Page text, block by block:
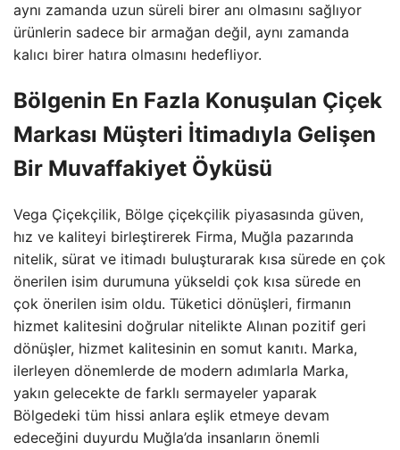
aynı zamanda uzun süreli birer anı olmasını sağlıyor
ürünlerin sadece bir armağan değil, aynı zamanda
kalıcı birer hatıra olmasını hedefliyor.
Bölgenin En Fazla Konuşulan Çiçek
Markası Müşteri İtimadıyla Gelişen
Bir Muvaffakiyet Öyküsü
Vega Çiçekçilik, Bölge çiçekçilik piyasasında güven,
hız ve kaliteyi birleştirerek Firma, Muğla pazarında
nitelik, sürat ve itimadı buluşturarak kısa sürede en çok
önerilen isim durumuna yükseldi çok kısa sürede en
çok önerilen isim oldu. Tüketici dönüşleri, firmanın
hizmet kalitesini doğrular nitelikte Alınan pozitif geri
dönüşler, hizmet kalitesinin en somut kanıtı. Marka,
ilerleyen dönemlerde de modern adımlarla Marka,
yakın gelecekte de farklı sermayeler yaparak
Bölgedeki tüm hissi anlara eşlik etmeye devam
edeceğini duyurdu Muğla’da insanların önemli